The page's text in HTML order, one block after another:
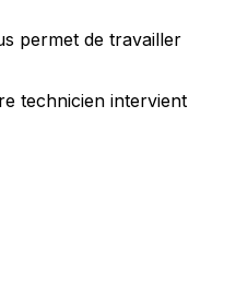
permet de travailler
technicien intervient